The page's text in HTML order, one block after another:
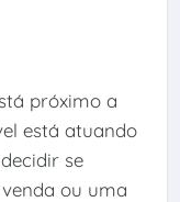
próximo a
está atuando
se
ou uma